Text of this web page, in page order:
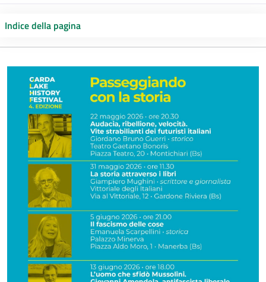
Indice della pagina